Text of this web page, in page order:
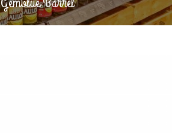
Vous êtes ici :